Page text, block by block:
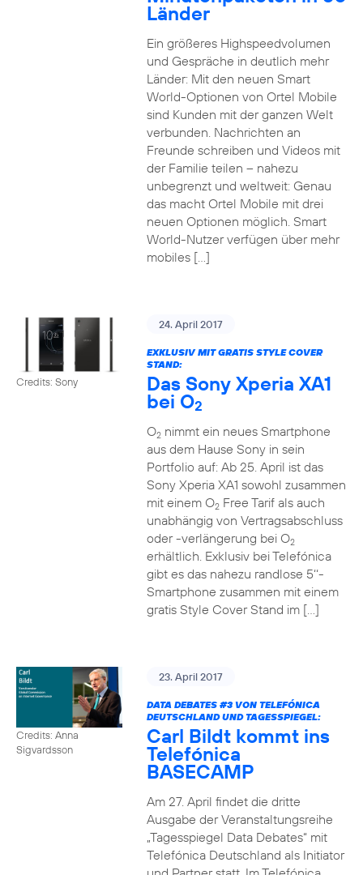
Länder
Ein größeres Highspeedvolumen
und Gespräche in deutlich mehr
Länder: Mit den neuen Smart
World-Optionen von Ortel Mobile
sind Kunden mit der ganzen Welt
verbunden. Nachrichten an
Freunde schreiben und Videos mit
der Familie teilen – nahezu
unbegrenzt und weltweit: Genau
das macht Ortel Mobile mit drei
neuen Optionen möglich. Smart
World-Nutzer verfügen über mehr
mobiles […]
Credits: Sony
24. April 2017
EXKLUSIV MIT GRATIS STYLE COVER
STAND:
Das Sony Xperia XA1
bei O2
O2nimmt ein neues Smartphone
aus dem Hause Sony in sein
Portfolio auf: Ab 25. April ist das
Sony Xperia XA1 sowohl zusammen
mit einem O2Free Tarif als auch
unabhängig von Vertragsabschluss
oder -verlängerung bei O2
erhältlich. Exklusiv bei Telefónica
gibt es das nahezu randlose 5‘‘-
Smartphone zusammen mit einem
gratis Style Cover Stand im […]
Credits: Anna
Sigvardsson
23. April 2017
DATA DEBATES #3VON TELEFÓNICA
DEUTSCHLAND UND TAGESSPIEGEL:
Carl Bildt kommt ins
Telefónica
BASECAMP
Am 27. April findet die dritte
Ausgabe der Veranstaltungsreihe
„Tagesspiegel Data Debates“ mit
Telefónica Deutschland als Initiator